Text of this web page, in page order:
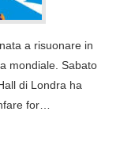
a risuonare in
mondiale. Sabato
di Londra ha
for…